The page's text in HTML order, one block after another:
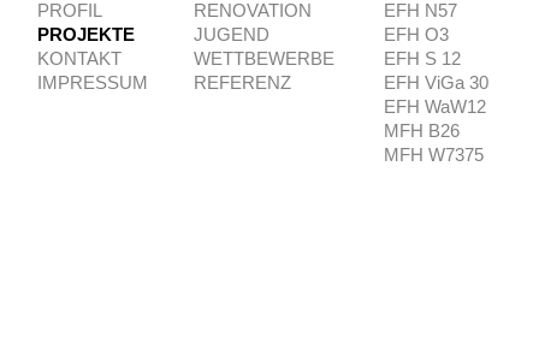
PROFIL
PROJEKTE
KONTAKT
IMPRESSUM
EFH N57
EFH O3
EFH S 12
EFH ViGa 30
EFH WaW12
MFH B26
MFH W7375
RENOVATION
JUGEND
WETTBEWERBE
REFERENZ